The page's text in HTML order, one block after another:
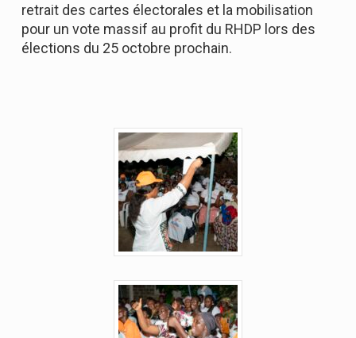
retrait des cartes électorales et la mobilisation
pour un vote massif au profit du RHDP lors des
élections du 25 octobre prochain.